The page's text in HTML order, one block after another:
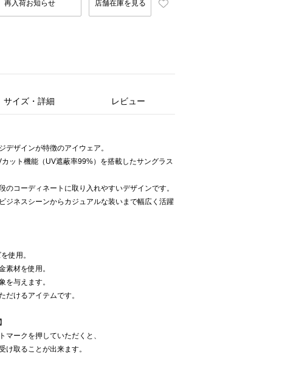
再入荷お知らせ 店舗在庫を見る
サイズ・詳細 レビュー
デザインが特徴のアイウェア。
ット機能（UV遮蔽率99%）を搭載したサングラス
のコーディネートに取り入れやすいデザインです。
ジネスシーンからカジュアルな装いまで幅広く活躍
使用。
素材を使用。
を与えます。
だけるアイテムです。
マークを押していただくと、
け取ることが出来ます。